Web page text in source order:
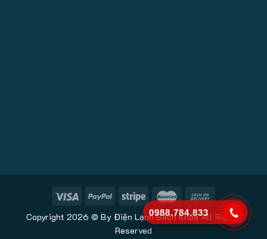
Copyright 2026 © By Điện Lạnh Bách Khoa All Rights
Reserved
0988.784.833